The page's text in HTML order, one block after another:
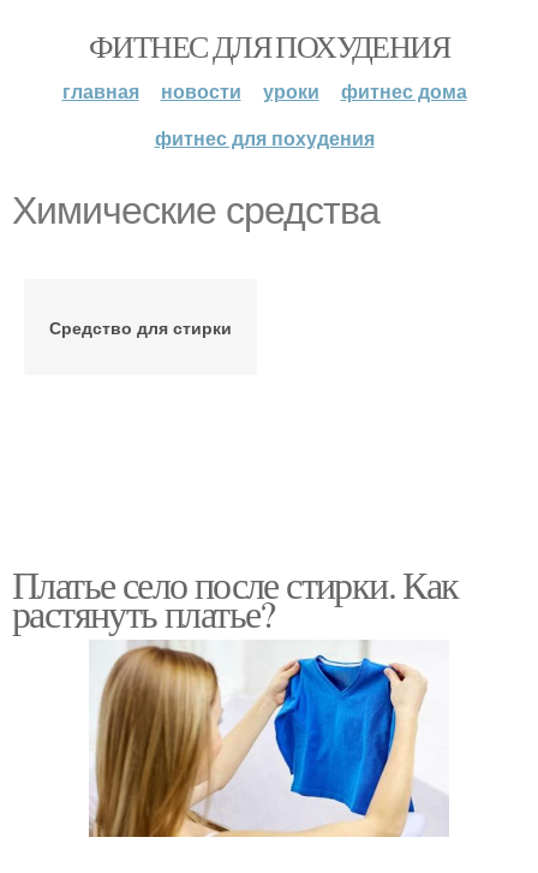
ФИТНЕС ДЛЯ ПОХУДЕНИЯ
главная новости уроки
фитнес дома
фитнес для похудения
Химические средства
Средство для стирки
Платье село после стирки. Как
растянуть платье?